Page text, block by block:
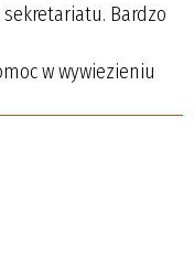
Bardzo
w wywiezieniu